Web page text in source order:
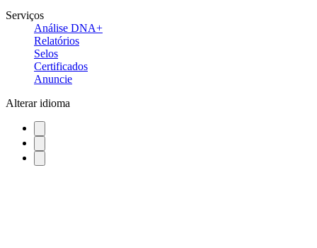
Serviços
Análise DNA+
Relatórios
Selos
Certificados
Anuncie
Alterar idioma